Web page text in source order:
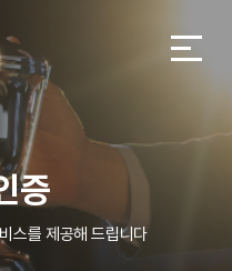
증
스를 제공해 드립니다